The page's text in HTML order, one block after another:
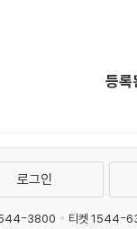
등록
로그인
3800 티켓 1544-